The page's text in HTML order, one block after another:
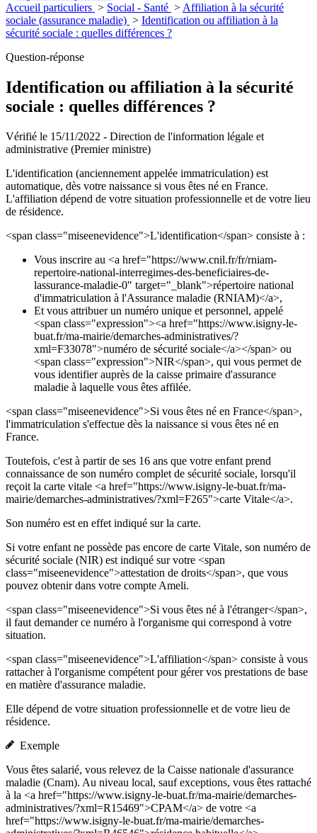
Accueil particuliers > Social - Santé > Affiliation à la sécurité
sociale (assurance maladie) > Identification ou affiliation à la
sécurité sociale : quelles différences ?
Question-réponse
Identification ou affiliation à la sécurité
sociale : quelles différences ?
Vérifié le 15/11/2022 - Direction de l'information légale et
administrative (Premier ministre)
L'identification (anciennement appelée immatriculation) est
automatique, dès votre naissance si vous êtes né en France.
L'affiliation dépend de votre situation professionnelle et de votre lieu
de résidence.
<span class="miseenevidence">L'identification</span> consiste à :
Vous inscrire au <a href="https://www.cnil.fr/fr/rniam-
repertoire-national-interregimes-des-beneficiaires-de-
lassurance-maladie-0" target="_blank">répertoire national
d'immatriculation à l'Assurance maladie (RNIAM)</a>,
Et vous attribuer un numéro unique et personnel, appelé
<span class="expression"><a href="https://www.isigny-le-
buat.fr/ma-mairie/demarches-administratives/?
xml=F33078">numéro de sécurité sociale</a></span> ou
<span class="expression">NIR</span>, qui vous permet de
vous identifier auprès de la caisse primaire d'assurance
maladie à laquelle vous êtes affilée.
<span class="miseenevidence">Si vous êtes né en France</span>,
l'immatriculation s'effectue dès la naissance si vous êtes né en
France.
Toutefois, c'est à partir de ses 16 ans que votre enfant prend
connaissance de son numéro complet de sécurité sociale, lorsqu'il
reçoit la carte vitale <a href="https://www.isigny-le-buat.fr/ma-
mairie/demarches-administratives/?xml=F265">carte Vitale</a>.
Son numéro est en effet indiqué sur la carte.
Si votre enfant ne possède pas encore de carte Vitale, son numéro de
sécurité sociale (NIR) est indiqué sur votre <span
class="miseenevidence">attestation de droits</span>, que vous
pouvez obtenir dans votre compte Ameli.
<span class="miseenevidence">Si vous êtes né à l'étranger</span>,
il faut demander ce numéro à l'organisme qui correspond à votre
situation.
<span class="miseenevidence">L'affiliation</span> consiste à vous
rattacher à l'organisme compétent pour gérer vos prestations de base
en matière d'assurance maladie.
Elle dépend de votre situation professionnelle et de votre lieu de
résidence.
Exemple
Vous êtes salarié, vous relevez de la Caisse nationale d'assurance
maladie (Cnam). Au niveau local, sauf exceptions, vous êtes rattaché
à la <a href="https://www.isigny-le-buat.fr/ma-mairie/demarches-
administratives/?xml=R15469">CPAM</a> de votre <a
href="https://www.isigny-le-buat.fr/ma-mairie/demarches-